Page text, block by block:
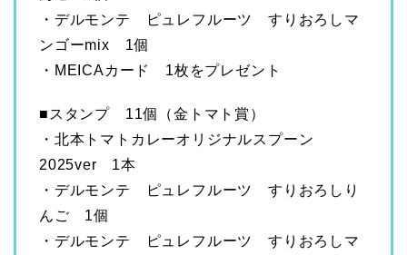
・デルモンテ ピュレフルーツ すりおろしマ
ンゴーmix 1個
・MEICAカード 1枚をプレゼント
■スタンプ 11個（金トマト賞）
・北本トマトカレーオリジナルスプーン
2025ver 1本
・デルモンテ ピュレフルーツ すりおろしり
んご 1個
・デルモンテ ピュレフルーツ すりおろしマ